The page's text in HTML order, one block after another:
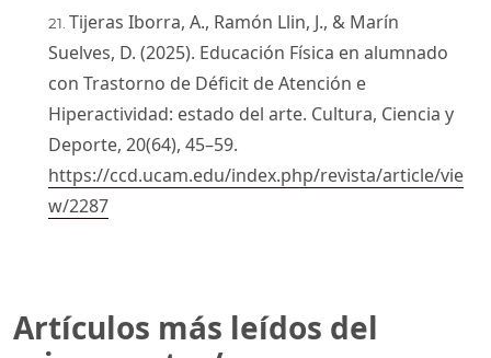
Tijeras Iborra, A., Ramón Llin, J., & Marín
Suelves, D. (2025). Educación Física en alumnado
con Trastorno de Déficit de Atención e
Hiperactividad: estado del arte. Cultura, Ciencia y
Deporte, 20(64), 45–59.
https://ccd.ucam.edu/index.php/revista/article/vie
w/2287
Artículos más leídos del